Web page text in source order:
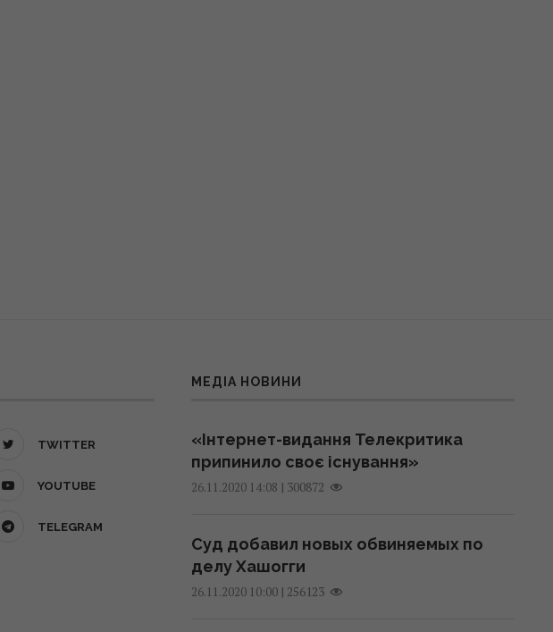
TWITTER
YOUTUBE
TELEGRAM
МЕДІА НОВИНИ
«Інтернет-видання Телекритика
припинило своє існування»
26.11.2020 14:08 | 300872
Суд добавил новых обвиняемых по
делу Хашогги
26.11.2020 10:00| 256123